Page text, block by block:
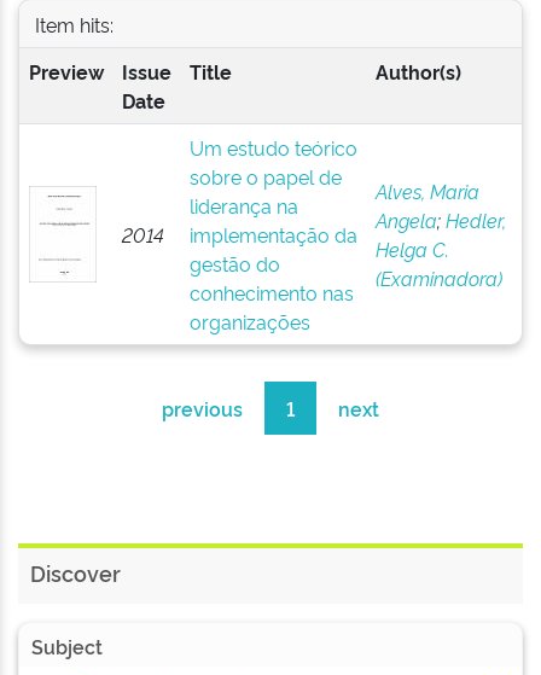
Item hits:
Preview
Issue
Date
Title Author(s)
2014
Um estudo teórico
sobre o papel de
liderança na
implementação da
gestão do
conhecimento nas
organizações
Alves, Maria
Angela;Hedler,
Helga C.
(Examinadora)
previous 1 next
Discover
Subject